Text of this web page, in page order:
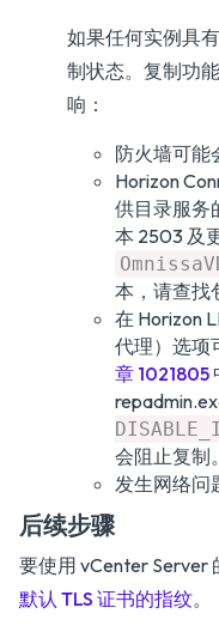
如果任何实例具
制状态。复制功
响：
防火墙可能
Horizon
供目录服务
本 2503 及
本，请查找
在 Horizon
代理）选项
章 1021805
会阻止复制。
发生网络问
后续步骤
要使用 vCenter Server
默认 TLS 证书的指纹。